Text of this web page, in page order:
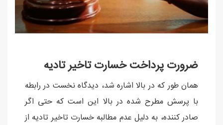
ضرورت پرداخت خسارت تاخیر تادیه
همان طور که در بالا اشاره شد، دیدگاه نخست در رابطه
با پرسش مطرح شده در بالا این است که حتی اگر
صادر کننده، به دلیل عدم مطالبه خسارت تاخیر تادیه از